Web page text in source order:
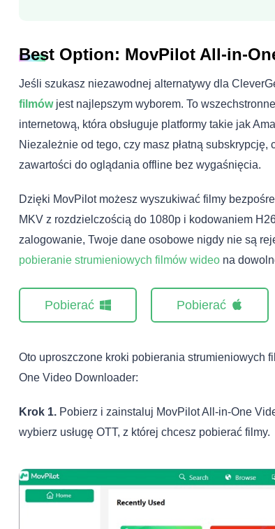
Best Option: MovPilot All-in-
Jeśli szukasz niezawodnej alternatywy dla
filmówjest najlepszym wyborem. To
internetową, która obsługuje platformy takie jak
Niezależnie od tego, czy masz płatną
zawartości do oglądania offline bez wygaśnięcia.
Dzięki MovPilot możesz wyszukiwać filmy
MKV z rozdzielczością do 1080p i kodowaniem
zalogowanie, Twoje dane osobowe nigdy nie są
pobieranie strumieniowych filmów wideo na
Pobierać Pobierać
Oto uproszczone kroki pobierania strumieniowych
One Video Downloader:
Krok 1. Pobierz i zainstaluj MovPilot All-in-One
wybierz usługę OTT, z której chcesz pobierać filmy.